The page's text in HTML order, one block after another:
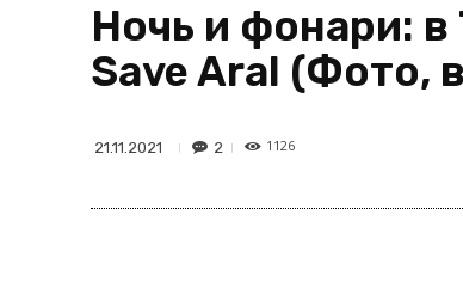
Ночь и фонари:
Save Aral (Фото,
21.11.2021 2 1126